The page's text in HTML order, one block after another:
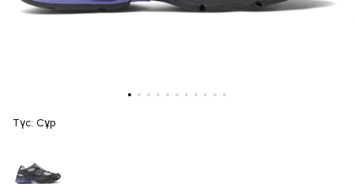
Түс: Сұр